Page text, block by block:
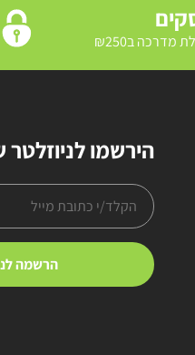
הירשמו לניוזלטר